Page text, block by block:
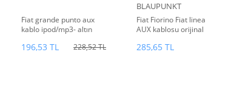
Fiat grande punto aux
kablo ipod/mp3- altın
196,53 TL 228,52 TL
BLAUPUNKT
Fiat Fiorino Fiat linea
AUX kablosu orijinal
285,65 TL